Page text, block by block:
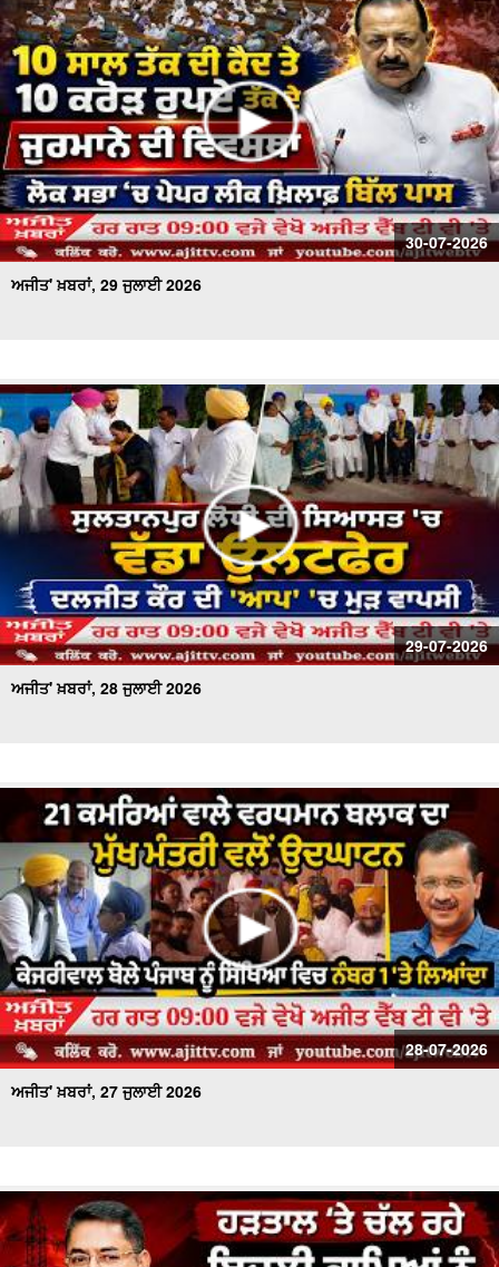
30-07-2026
ਅਜੀਤ' ਖ਼ਬਰਾਂ, 29 ਜੁਲਾਈ 2026
29-07-2026
ਅਜੀਤ' ਖ਼ਬਰਾਂ, 28 ਜੁਲਾਈ 2026
28-07-2026
ਅਜੀਤ' ਖ਼ਬਰਾਂ, 27 ਜੁਲਾਈ 2026